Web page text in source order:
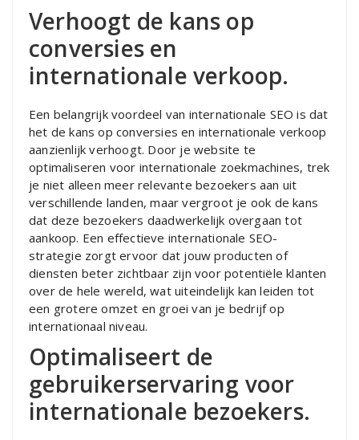
Verhoogt de kans op
conversies en
internationale verkoop.
Een belangrijk voordeel van internationale SEO is dat
het de kans op conversies en internationale verkoop
aanzienlijk verhoogt. Door je website te
optimaliseren voor internationale zoekmachines, trek
je niet alleen meer relevante bezoekers aan uit
verschillende landen, maar vergroot je ook de kans
dat deze bezoekers daadwerkelijk overgaan tot
aankoop. Een effectieve internationale SEO-
strategie zorgt ervoor dat jouw producten of
diensten beter zichtbaar zijn voor potentiële klanten
over de hele wereld, wat uiteindelijk kan leiden tot
een grotere omzet en groei van je bedrijf op
internationaal niveau.
Optimaliseert de
gebruikerservaring voor
internationale bezoekers.